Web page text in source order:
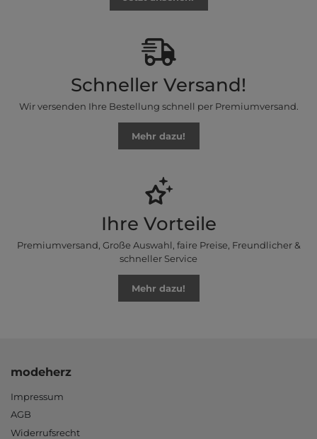
Schneller Versand!
Wir versenden Ihre Bestellung schnell per Premiumversand.
Mehr dazu!
Ihre Vorteile
Premiumversand, Große Auswahl, faire Preise, Freundlicher &
schneller Service
Mehr dazu!
modeherz
Impressum
AGB
Widerrufsrecht